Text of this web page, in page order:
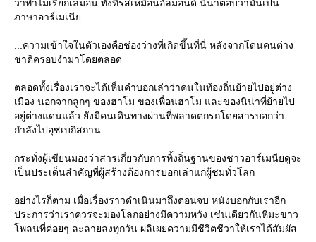
ว่าทำไมเรียกเลมอน ทั้งที่รสเหมือนอัลมอนด์ นิน่าตอบว่ามันเป็น
ภาษาอาร์เมเนี
...ความเข้าใจในตัวเองคือช่องว่างที่เกิดขึ้นที่นี่ หลังจากโดนคนต่าง
ชาติครอบงำมาโดยตลอด
ตลอดทั้งเรื่องเราจะได้เห็นคำบอกเล่าว่าคนในท้องถิ่นย้ายไปอยู่ต่าง
เมือง นอกจากลูกๆ ของฮาโม ของเพื่อนฮาโม และของนิน่าที่ย้ายไป
อยู่ต่างแดนแล้ว ยังมีคนเดินทางผ่านที่พลาดตกรถโดยสารบอกว่า
กำลังไปอุซเบกิสถาน
กระทั่งผู้เขียนมองว่าสารเกี่ยวกับการทิ้งถิ่นฐานของชาวอาร์เมนียดูจะ
เป็นประเด็นสำคัญที่ผู้สร้างต้องการบอกเล่าแก่ผู้ชมทั่วโลก
อย่างไรก็ตาม เมื่อเรื่องราวดำเนินมาถึงตอนจบ หนังบอกกับเราอีก
ประการว่าเราควรจะมองโลกอย่างมีความหวัง เช่นเดียวกันหิมะขาว
พลนที่ค่อยๆ ละลายลงทุกวัน ผลิเผยความมีชีวิตชีวาให้เราได้สัมผัส